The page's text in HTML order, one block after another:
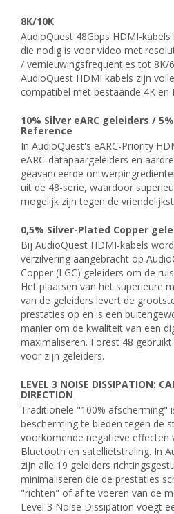
8K/10K
AudioQuest 48Gbps HDMI-
die nodig is voor video met
/ vernieuwingsfrequenties tot 8K/
AudioQuest HDMI kabels zijn
compatibel met bestaande 4K en
10% Silver eARC geleiders /
Reference
In AudioQuest's eARC-Priority
eARC-datapaargeleiders en
geavanceerde
uit de 48-serie, waardoor
mogelijk zijn tegen de
0,5% Silver-Plated Copper
Bij AudioQuest HDMI-kabels
verzilvering aangebracht op
Copper (LGC) geleiders om de
Het plaatsen van het superieure
van de geleiders levert de
prestaties op en is een
manier om de kwaliteit van een
maximaliseren. Forest 48
voor zijn geleiders.
LEVEL 3 NOISE DISSIPATION:
DIRECTION
Traditionele "100% afscherming"
bescherming te bieden tegen de
voorkomende negatieve effecten
Bluetooth en satellietstraling. In
zijn alle 19 geleiders
minimaliseren die de prestaties
"richten" of af te voeren van de
Level 3 Noise Dissipation voegt